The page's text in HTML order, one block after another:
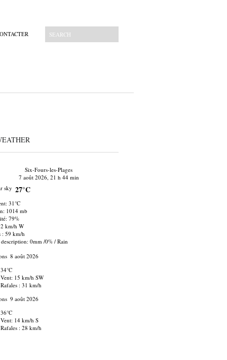
Six-Fours-les-Plages
7 août 2026, 21 h 44 min
27°C
31°C
1014 mb
79%
km/h W
: 59 km/h
0mm/0%/ Rain
8 août 2026
34°C
Vent: 15 km/h SW
Rafales : 31 km/h
9 août 2026
36°C
Vent: 14 km/h S
Rafales : 28 km/h